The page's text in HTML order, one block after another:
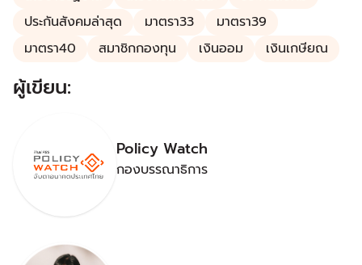
ประกันสังคมล่าสุด
มาตรา33
มาตรา39
มาตรา40
สมาชิกกองทุน เงินออม เงินเกษียณ
ผู้เขียน:
Policy Watch
กองบรรณาธิการ